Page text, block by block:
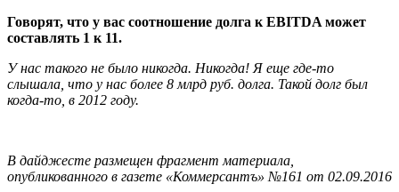
Говорят, что у вас соотношение долга к EBITDA может
составлять 1 к 11.
У нас такого не было никогда. Никогда! Я еще где-то
слышала, что у нас более 8 млрд руб. долга. Такой долг был
когда-то, в 2012 году.
В дайджесте размещен фрагмент материала,
опубликованного в газете «Коммерсантъ» №161 от 02.09.2016